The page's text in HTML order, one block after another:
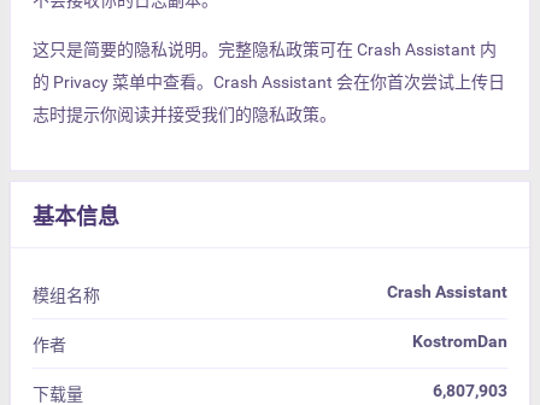
这只是简要的隐私说明。完整隐私政策可在 Crash Assistant 内
的 Privacy 菜单中查看。Crash Assistant 会在你首次尝试上传日
志时提示你阅读并接受我们的隐私政策。
基本信息
模组名称 Crash Assistant
作者 KostromDan
下载量 6,807,903